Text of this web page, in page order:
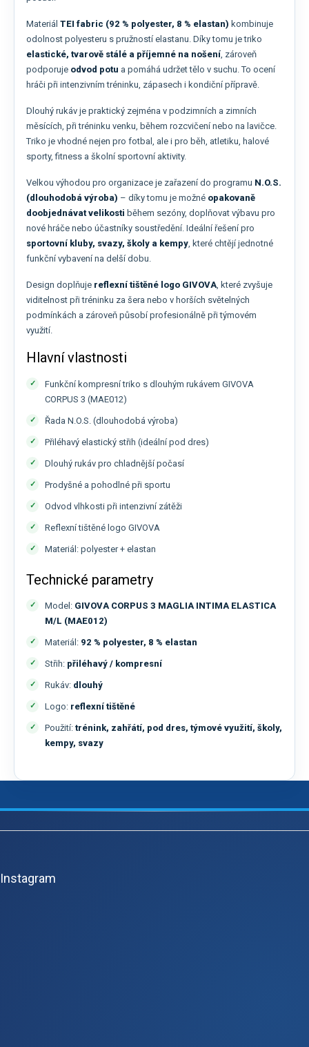
Materiál TEI fabric (92 % polyester, 8 % elastan) kombinuje
odolnost polyesteru s pružností elastanu. Díky tomu je triko
elastické, tvarově stálé a příjemné na nošení, zároveň
podporuje odvod potu a pomáhá udržet tělo v suchu. To ocení
hráči při intenzivním tréninku, zápasech i kondiční přípravě.
Dlouhý rukáv je praktický zejména v podzimních a zimních
měsících, při tréninku venku, během rozcvičení nebo na lavičce.
Triko je vhodné nejen pro fotbal, ale i pro běh, atletiku, halové
sporty, fitness a školní sportovní aktivity.
Velkou výhodou pro organizace je zařazení do programu N.O.S.
(dlouhodobá výroba) – díky tomu je možné opakovaně
doobjednávat velikosti během sezóny, doplňovat výbavu pro
nové hráče nebo účastníky soustředění. Ideální řešení pro
sportovní kluby, svazy, školy a kempy, které chtějí jednotné
funkční vybavení na delší dobu.
Design doplňuje reflexní tištěné logo GIVOVA, které zvyšuje
viditelnost při tréninku za šera nebo v horších světelných
podmínkách a zároveň působí profesionálně při týmovém
využití.
Hlavní vlastnosti
Funkční kompresní triko s dlouhým rukávem GIVOVA
CORPUS 3 (MAE012)
Řada N.O.S. (dlouhodobá výroba)
Přiléhavý elastický střih (ideální pod dres)
Dlouhý rukáv pro chladnější počasí
Prodyšné a pohodlné při sportu
Odvod vlhkosti při intenzivní zátěži
Reflexní tištěné logo GIVOVA
Materiál: polyester + elastan
Technické parametry
Model: GIVOVA CORPUS 3 MAGLIA INTIMA ELASTICA
M/L (MAE012)
Materiál: 92 % polyester, 8 % elastan
Střih: přiléhavý / kompresní
Rukáv: dlouhý
Logo: reflexní tištěné
Použití: trénink, zahřátí, pod dres, týmové využití, školy,
kempy, svazy
Z
Instagram